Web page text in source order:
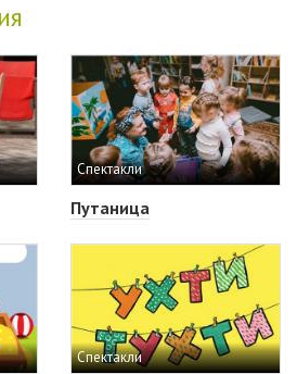
Спектакли
Путаница
Спектакли